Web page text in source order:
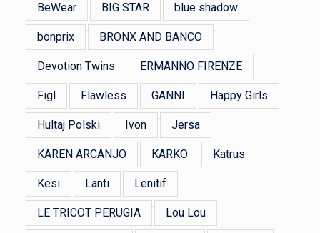
BeWear BIG STAR blue shadow
bonprix BRONX AND BANCO
Devotion Twins ERMANNO FIRENZE
Figl Flawless GANNI Happy Girls
Hultaj Polski Ivon Jersa
KAREN ARCANJO KARKO Katrus
Kesi Lanti Lenitif
LE TRICOT PERUGIA Lou Lou